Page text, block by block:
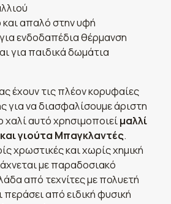
απαλό στην υφή
ενδοδαπέδια θέρμανση
για παιδικά δωμάτια
έχουν τις πλέον κορυφαίες
για να διασφαλίσουμε άριστη
χαλί αυτό χρησιμοποιείμαλλί
γιούτα Μπαγκλαντές.
χρωστικές και χωρίς χημική
με παραδοσιακό
από τεχνίτες με πολυετή
περάσει από ειδική φυσική